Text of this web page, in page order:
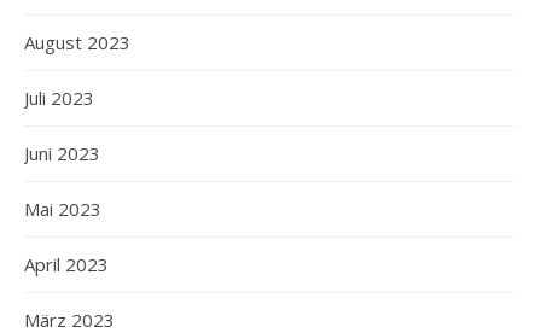
August 2023
Juli 2023
Juni 2023
Mai 2023
April 2023
März 2023